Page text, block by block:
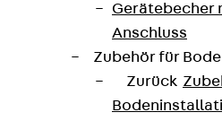
Gerätebecher
Anschluss
Zubehör für
Zurück